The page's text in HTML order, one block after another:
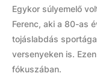
Egykor súlyemelő
Ferenc, aki a 80-as
tojáslabdás
versenyeken is.
fókuszában.